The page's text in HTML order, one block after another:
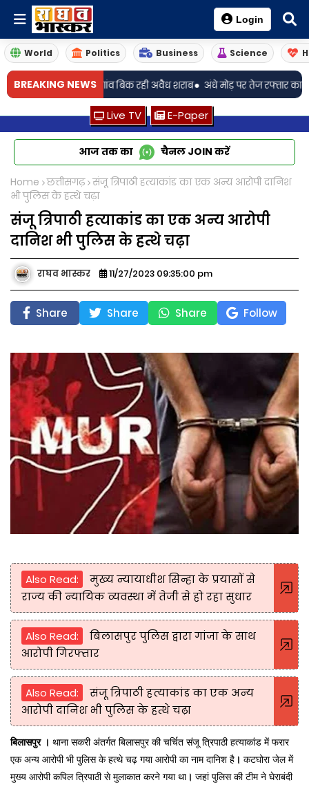
Login
World Politics Business Science
BREAKING NEWS
पंगु, गांव-गांव बिक रही अवैध शराब• अंधे मोड़ पर तेज रफ्तार कार पलटी:
Live TV E-Paper
आज तक का चैनल JOIN करें
Home छत्तीसगढ़ संजू त्रिपाठी हत्याकांड का एक अन्य आरोपी दानिश
भी पुलिस के हत्थे चढ़ा
संजू त्रिपाठी हत्याकांड का एक अन्य आरोपी
दानिश भी पुलिस के हत्थे चढ़ा
राघव भास्कर 11/27/2023 09:35:00 pm
Share Share Share Follow
Also Read:
मुख्य न्यायाधीश सिन्हा के प्रयासों से
राज्य की न्यायिक व्यवस्था में तेजी से हो रहा सुधार
Also Read:
बिलासपुर पुलिस द्वारा गांजा के साथ
आरोपी गिरफ्तार
Also Read:
संजू त्रिपाठी हत्याकांड का एक अन्य
आरोपी दानिश भी पुलिस के हत्थे चढ़ा
बिलासपुर । थाना सकरी अंतर्गत बिलासपुर की चर्चित संजू त्रिपाठी हत्याकांड में फरार
एक अन्य आरोपी भी पुलिस के हत्थे चढ़ गया आरोपी का नाम दानिश है । कटघोरा जेल में
मुख्य आरोपी कपिल त्रिपाठी से मुलाकात करने गया था । जहां पुलिस की टीम ने घेराबंदी